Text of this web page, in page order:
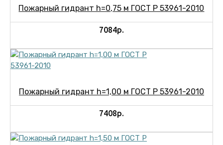
Пожарный гидрант h=0,75 м ГОСТ Р 53961-2010
7084р.
Пожарный гидрант h=1,00 м ГОСТ Р 53961-2010
7408р.